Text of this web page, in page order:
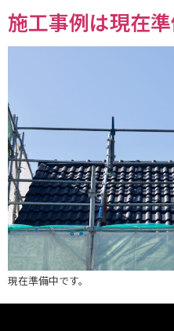
施工事例は現在準
現在準備中です。